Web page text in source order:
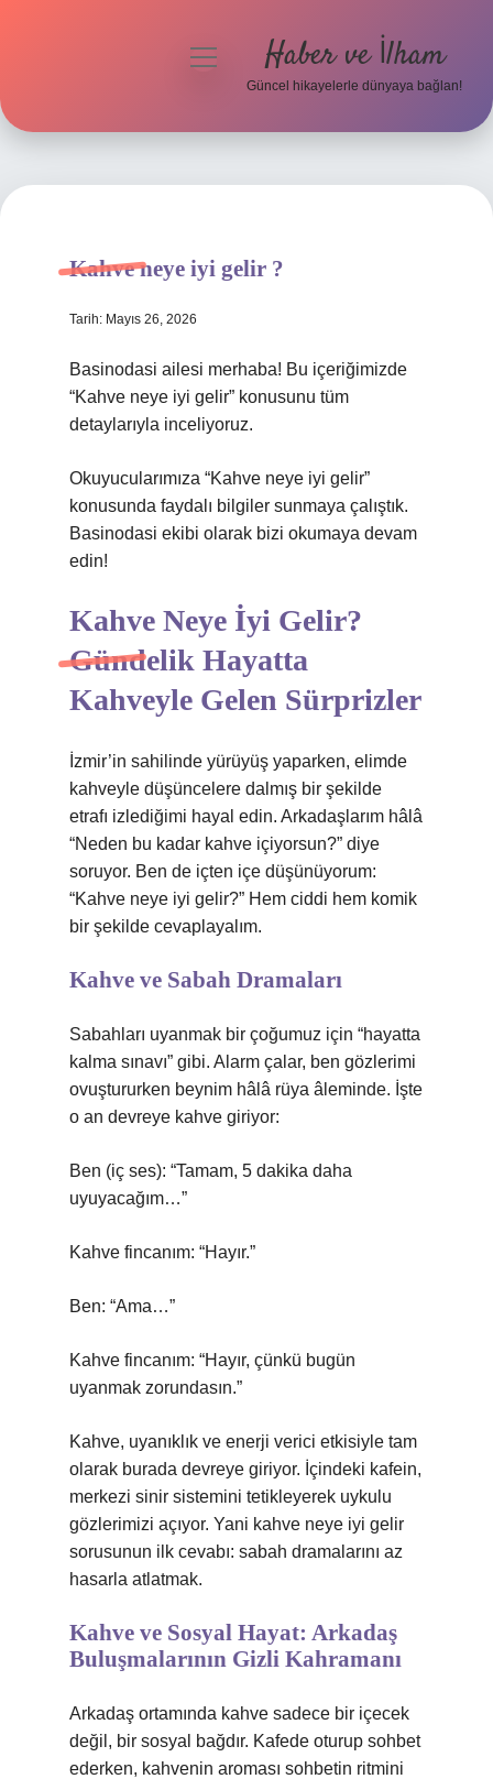
Hakkımızda
menüyü
Haber ve İlham
Güncel hikayelerle dünyaya bağlan!
Kahve neye iyi gelir ?
Tarih: Mayıs 26, 2026
Basinodasi ailesi merhaba! Bu içeriğimizde
“Kahve neye iyi gelir” konusunu tüm
detaylarıyla inceliyoruz.
Okuyucularımıza “Kahve neye iyi gelir”
konusunda faydalı bilgiler sunmaya çalıştık.
Basinodasi ekibi olarak bizi okumaya devam
edin!
Kahve Neye İyi Gelir?
Gündelik Hayatta
Kahveyle Gelen Sürprizler
İzmir’in sahilinde yürüyüş yaparken, elimde
kahveyle düşüncelere dalmış bir şekilde
etrafı izlediğimi hayal edin. Arkadaşlarım hâlâ
“Neden bu kadar kahve içiyorsun?” diye
soruyor. Ben de içten içe düşünüyorum:
“Kahve neye iyi gelir?” Hem ciddi hem komik
bir şekilde cevaplayalım.
Kahve ve Sabah Dramaları
Sabahları uyanmak bir çoğumuz için “hayatta
kalma sınavı” gibi. Alarm çalar, ben gözlerimi
ovuştururken beynim hâlâ rüya âleminde. İşte
o an devreye kahve giriyor:
Ben (iç ses): “Tamam, 5 dakika daha
uyuyacağım…”
Kahve fincanım: “Hayır.”
Ben: “Ama…”
Kahve fincanım: “Hayır, çünkü bugün
uyanmak zorundasın.”
Kahve, uyanıklık ve enerji verici etkisiyle tam
olarak burada devreye giriyor. İçindeki kafein,
merkezi sinir sistemini tetikleyerek uykulu
gözlerimizi açıyor. Yani kahve neye iyi gelir
sorusunun ilk cevabı: sabah dramalarını az
hasarla atlatmak.
Kahve ve Sosyal Hayat: Arkadaş
Buluşmalarının Gizli Kahramanı
Arkadaş ortamında kahve sadece bir içecek
değil, bir sosyal bağdır. Kafede oturup sohbet
ederken, kahvenin aroması sohbetin ritmini